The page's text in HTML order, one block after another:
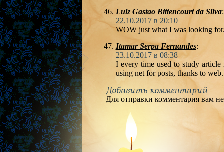
Luiz Gastao Bittencourt da Silva:
22.10.2017 в 20:10
WOW just what I was looking
Itamar Serpa Fernandes:
23.10.2017 в 08:38
I every time used to study
using net for posts, thanks to web.
Добавить комментарий
Для отправки комментария вам